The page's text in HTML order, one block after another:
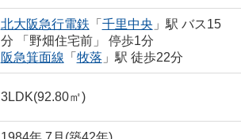
北大阪急行電鉄 「 千里中央 」駅 バス15
分 「野畑住宅前」 停歩1分
阪急箕面線 「 牧落 」駅 徒歩22分
3LDK(92.80㎡)